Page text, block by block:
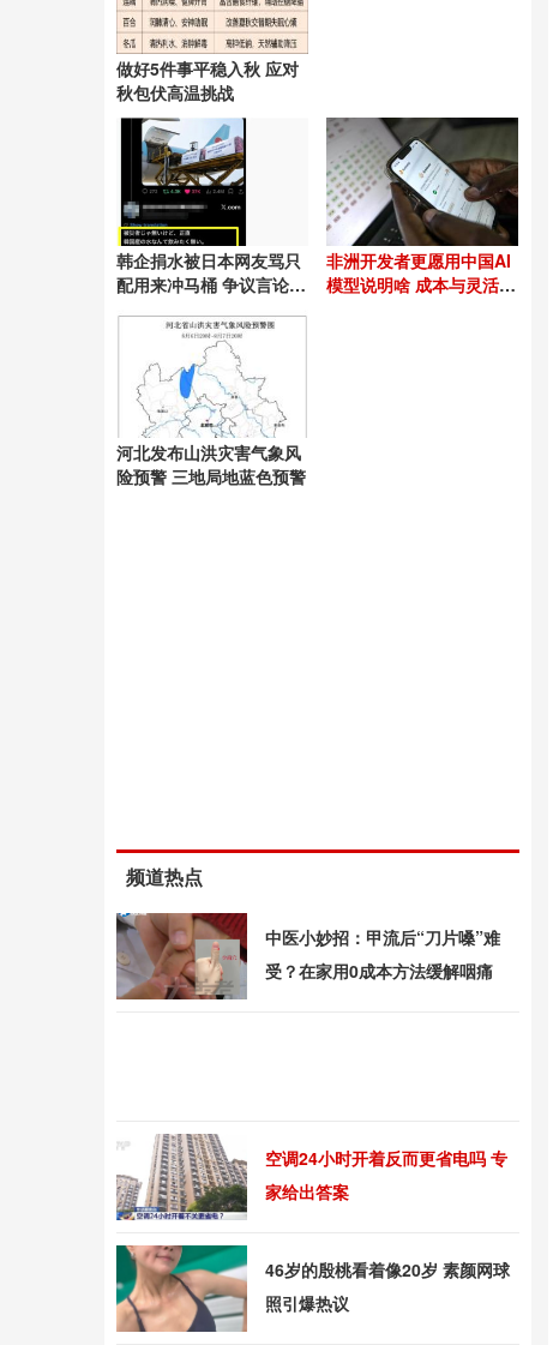
做好5件事平稳入秋 应对
秋包伏高温挑战
韩企捐水被日本网友骂只
配用来冲马桶 争议言论引
非洲开发者更愿用中国AI
模型说明啥 成本与灵活性
河北发布山洪灾害气象风
险预警 三地局地蓝色预警
频道热点
中医小妙招：甲流后“刀片嗓”难
受？在家用0成本方法缓解咽痛
空调24小时开着反而更省电吗 专
家给出答案
46岁的殷桃看着像20岁 素颜网球
照引爆热议